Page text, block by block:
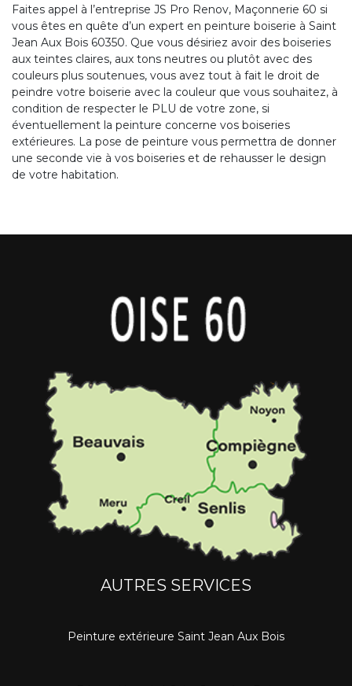
Faites appel à l’entreprise JS Pro Renov, Maçonnerie 60 si
vous êtes en quête d’un expert en peinture boiserie à Saint
Jean Aux Bois 60350. Que vous désiriez avoir des boiseries
aux teintes claires, aux tons neutres ou plutôt avec des
couleurs plus soutenues, vous avez tout à fait le droit de
peindre votre boiserie avec la couleur que vous souhaitez, à
condition de respecter le PLU de votre zone, si
éventuellement la peinture concerne vos boiseries
extérieures. La pose de peinture vous permettra de donner
une seconde vie à vos boiseries et de rehausser le design
de votre habitation.
AUTRES SERVICES
Peinture extérieure Saint Jean Aux Bois